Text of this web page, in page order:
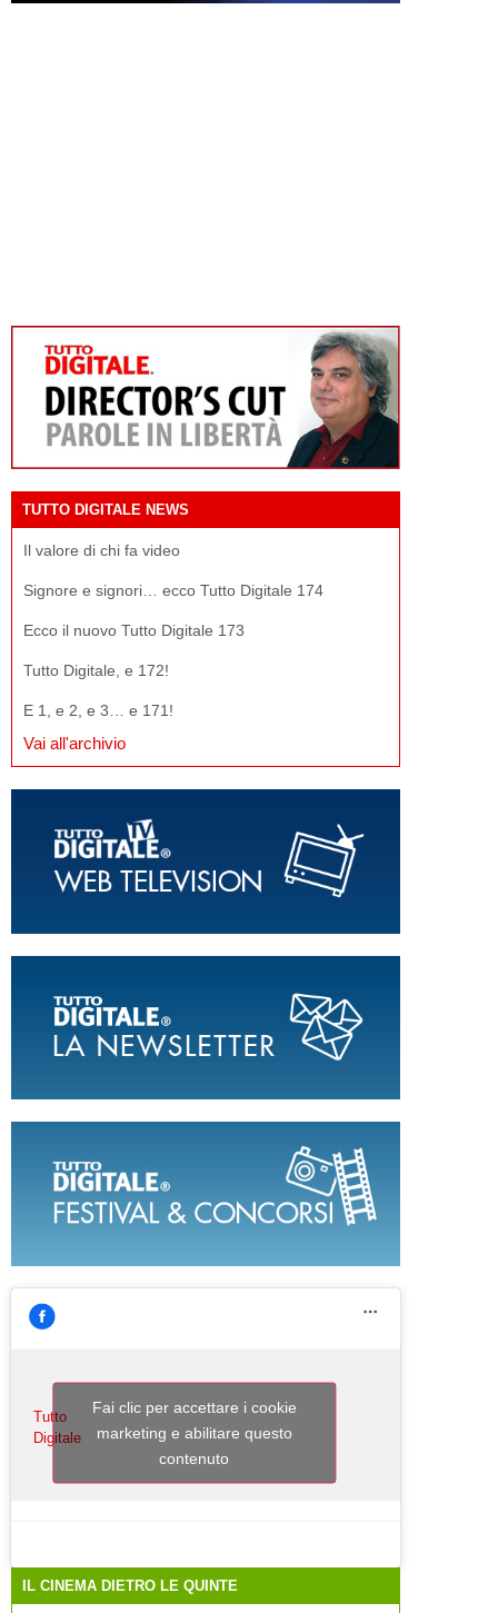
TUTTO DIGITALE NEWS
Il valore di chi fa video
Signore e signori… ecco Tutto Digitale 174
Ecco il nuovo Tutto Digitale 173
Tutto Digitale, e 172!
E 1, e 2, e 3… e 171!
Vai all'archivio
Tutto
Digitale
Fai clic per accettare i cookie
marketing e abilitare questo
contenuto
IL CINEMA DIETRO LE QUINTE